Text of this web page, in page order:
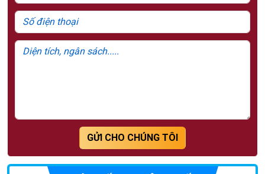
GỬI CHO CHÚNG TÔI